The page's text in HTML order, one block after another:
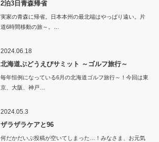
2泊3日青森帰省
実家の青森に帰省。日本本州の最北端はやっぱり遠い。片
道6時間移動の旅～。…
2024.06.18
北海道ぶどうえびサミット ～ゴルフ旅行～
毎年恒例になっている6月の北海道ゴルフ旅行～！今回は東
京、大阪、神戸…
2024.05.3
ザラザラケアと96
何だかだいぶ投稿が空いてしまった…！みなさま、お元気